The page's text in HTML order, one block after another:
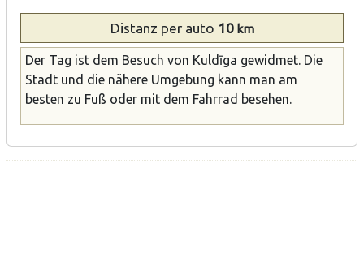
Distanz per auto 10km
Der Tag ist dem Besuch von Kuldīga gewidmet. Die
Stadt und die nähere Umgebung kann man am
besten zu Fuß oder mit dem Fahrrad besehen.